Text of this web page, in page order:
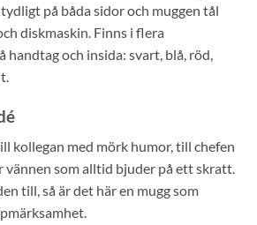
på båda sidor och muggen tål
diskmaskin. Finns i flera
och insida: svart, blå, röd,
kollegan med mörk humor, till chefen
vännen som alltid bjuder på ett skratt.
till, så är det här en mugg som